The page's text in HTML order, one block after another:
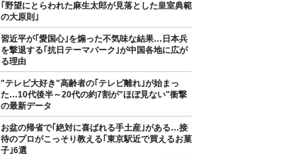
｢野望にとらわれた麻生太郎が見落とした皇室典範
の大原則｣
習近平が｢愛国心｣を煽った不気味な結果…日本兵
を撃退する｢抗日テーマパーク｣が中国各地に広が
る理由
"テレビ大好き"高齢者の｢テレビ離れ｣が始まっ
た…10代後半～20代の約7割が"ほぼ見ない"衝撃
の最新データ
お盆の帰省で｢絶対に喜ばれる手土産｣がある…接
待のプロがこっそり教える｢東京駅近で買えるお菓
子｣6選